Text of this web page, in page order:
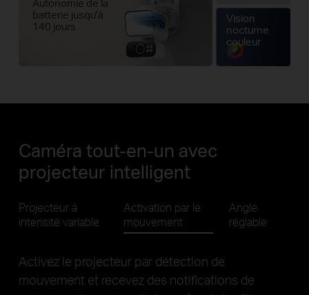
Autonomie de la
batterie jusqu'à
140 jours
Vision
nocturne
couleur
Caméra tout-en-un avec
projecteur intelligent
Projecteur à
intensité variable
Activation par le
mouvement
Angle
réglable
Personnalisez la surveillance et optimisez
l'exposition au soleil grâce à un projecteur, une